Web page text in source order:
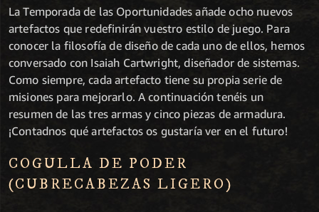
La Temporada de las Oportunidades añade ocho nuevos
artefactos que redefinirán vuestro estilo de juego. Para
conocer la filosofía de diseño de cada uno de ellos, hemos
conversado con Isaiah Cartwright, diseñador de sistemas.
Como siempre, cada artefacto tiene su propia serie de
misiones para mejorarlo. A continuación tenéis un
resumen de las tres armas y cinco piezas de armadura.
¡Contadnos qué artefactos os gustaría ver en el futuro!
COGULLA DE PODER
(CUBRECABEZAS LIGERO)